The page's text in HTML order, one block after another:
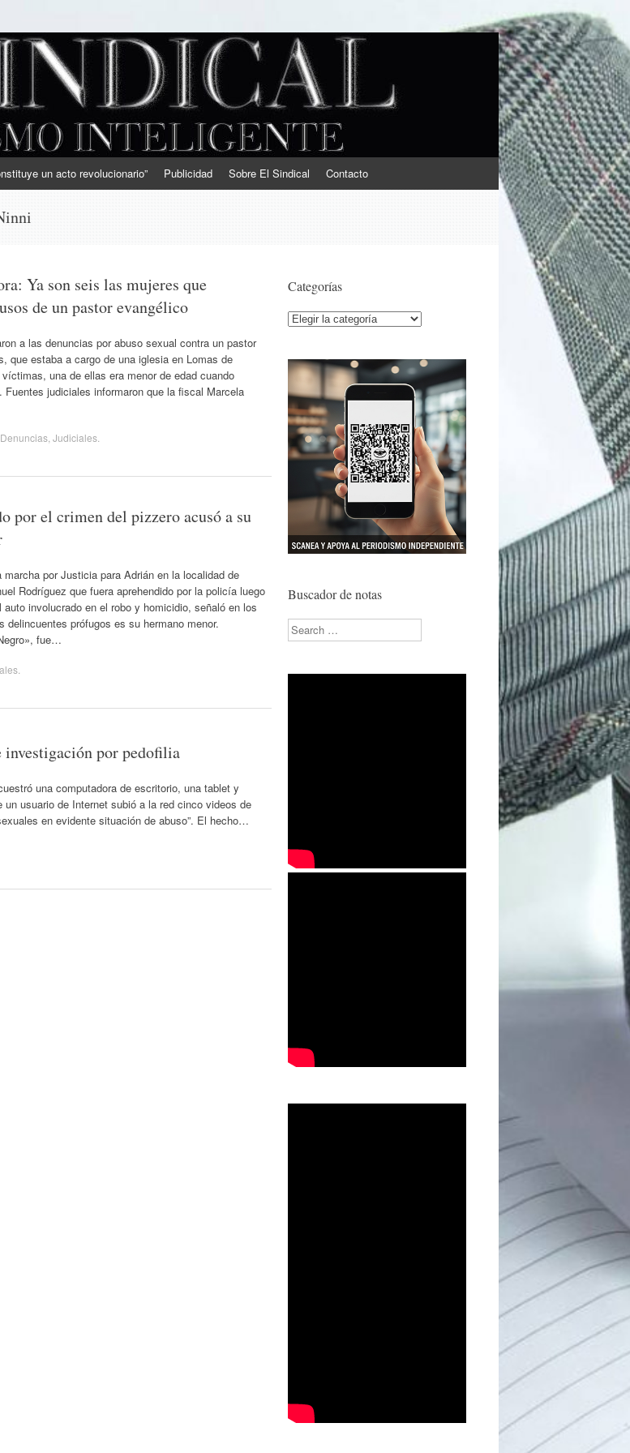
un acto revolucionario” Publicidad Sobre El Sindical Contacto
Ya son seis las mujeres que
de un pastor evangélico
a las denuncias por abuso sexual contra un pastor
que estaba a cargo de una iglesia en Lomas de
una de ellas era menor de edad cuando
Fuentes judiciales informaron que la fiscal Marcela
Denuncias Judiciales
por el crimen del pizzero acusó a su
marcha por Justicia para Adrián en la localidad de
Rodríguez que fuera aprehendido por la policía luego
involucrado en el robo y homicidio, señaló en los
delincuentes prófugos es su hermano menor.
fue…
investigación por pedofilia
una computadora de escritorio, una tablet y
usuario de Internet subió a la red cinco videos de
en evidente situación de abuso”. El hecho…
Categorías
Categorías
Buscador de notas
Search